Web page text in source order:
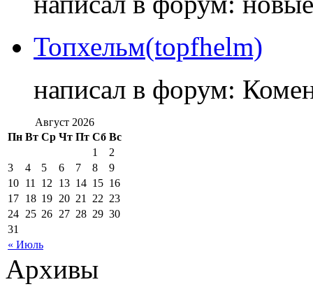
Топхельм(topfhelm)
написал в форум:
Август 2026
Пн Вт Ср Чт Пт Сб Вс
« Июль
1
2
3
4 5 6 7 8
9
10 11 12 13 14 15 16
17 18 19 20 21 22 23
24 25 26 27 28 29 30
31
Архивы